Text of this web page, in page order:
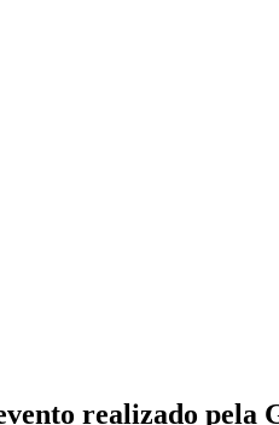
realizado pela